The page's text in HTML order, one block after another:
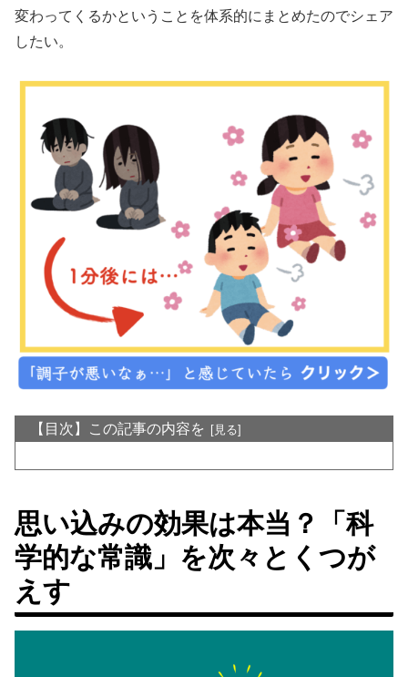
変わってくるかということを体系的にまとめたのでシェア
したい。
【目次】この記事の内容を
思い込みの効果は本当？「科
学的な常識」を次々とくつが
えす